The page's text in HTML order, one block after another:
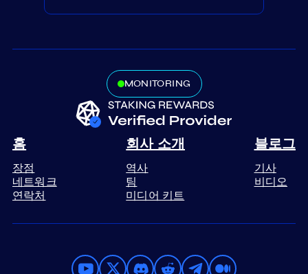
MONITORING
홈
장점
네트워크
연락처
회사 소개
역사
팀
미디어 키트
블로그
기사
비디오